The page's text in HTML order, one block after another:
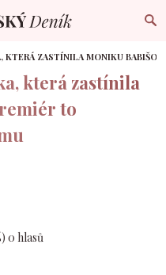
KTERÁ ZASTÍNILA MONIKU
která zastínila
to
0 hlasů